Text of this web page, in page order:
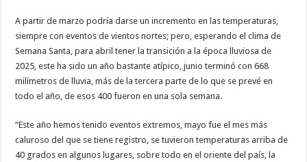
A partir de marzo podría darse un incremento en las temperaturas,
siempre con eventos de vientos nortes; pero, esperando el clima de
Semana Santa, para abril tener la transición a la época lluviosa de
2025, este ha sido un año bastante atípico, junio terminó con 668
milímetros de lluvia, más de la tercera parte de lo que se prevé en
todo el año, de esos 400 fueron en una sola semana.
“Este año hemos tenido eventos extremos, mayo fue el mes más
caluroso del que se tiene registro, se tuvieron temperaturas arriba de
40 grados en algunos lugares, sobre todo en el oriente del país, la